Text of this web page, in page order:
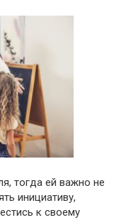
тогда ей важно не
инициативу,
к своему